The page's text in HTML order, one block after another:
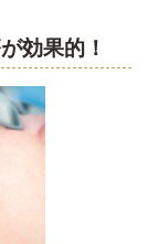
効果的！